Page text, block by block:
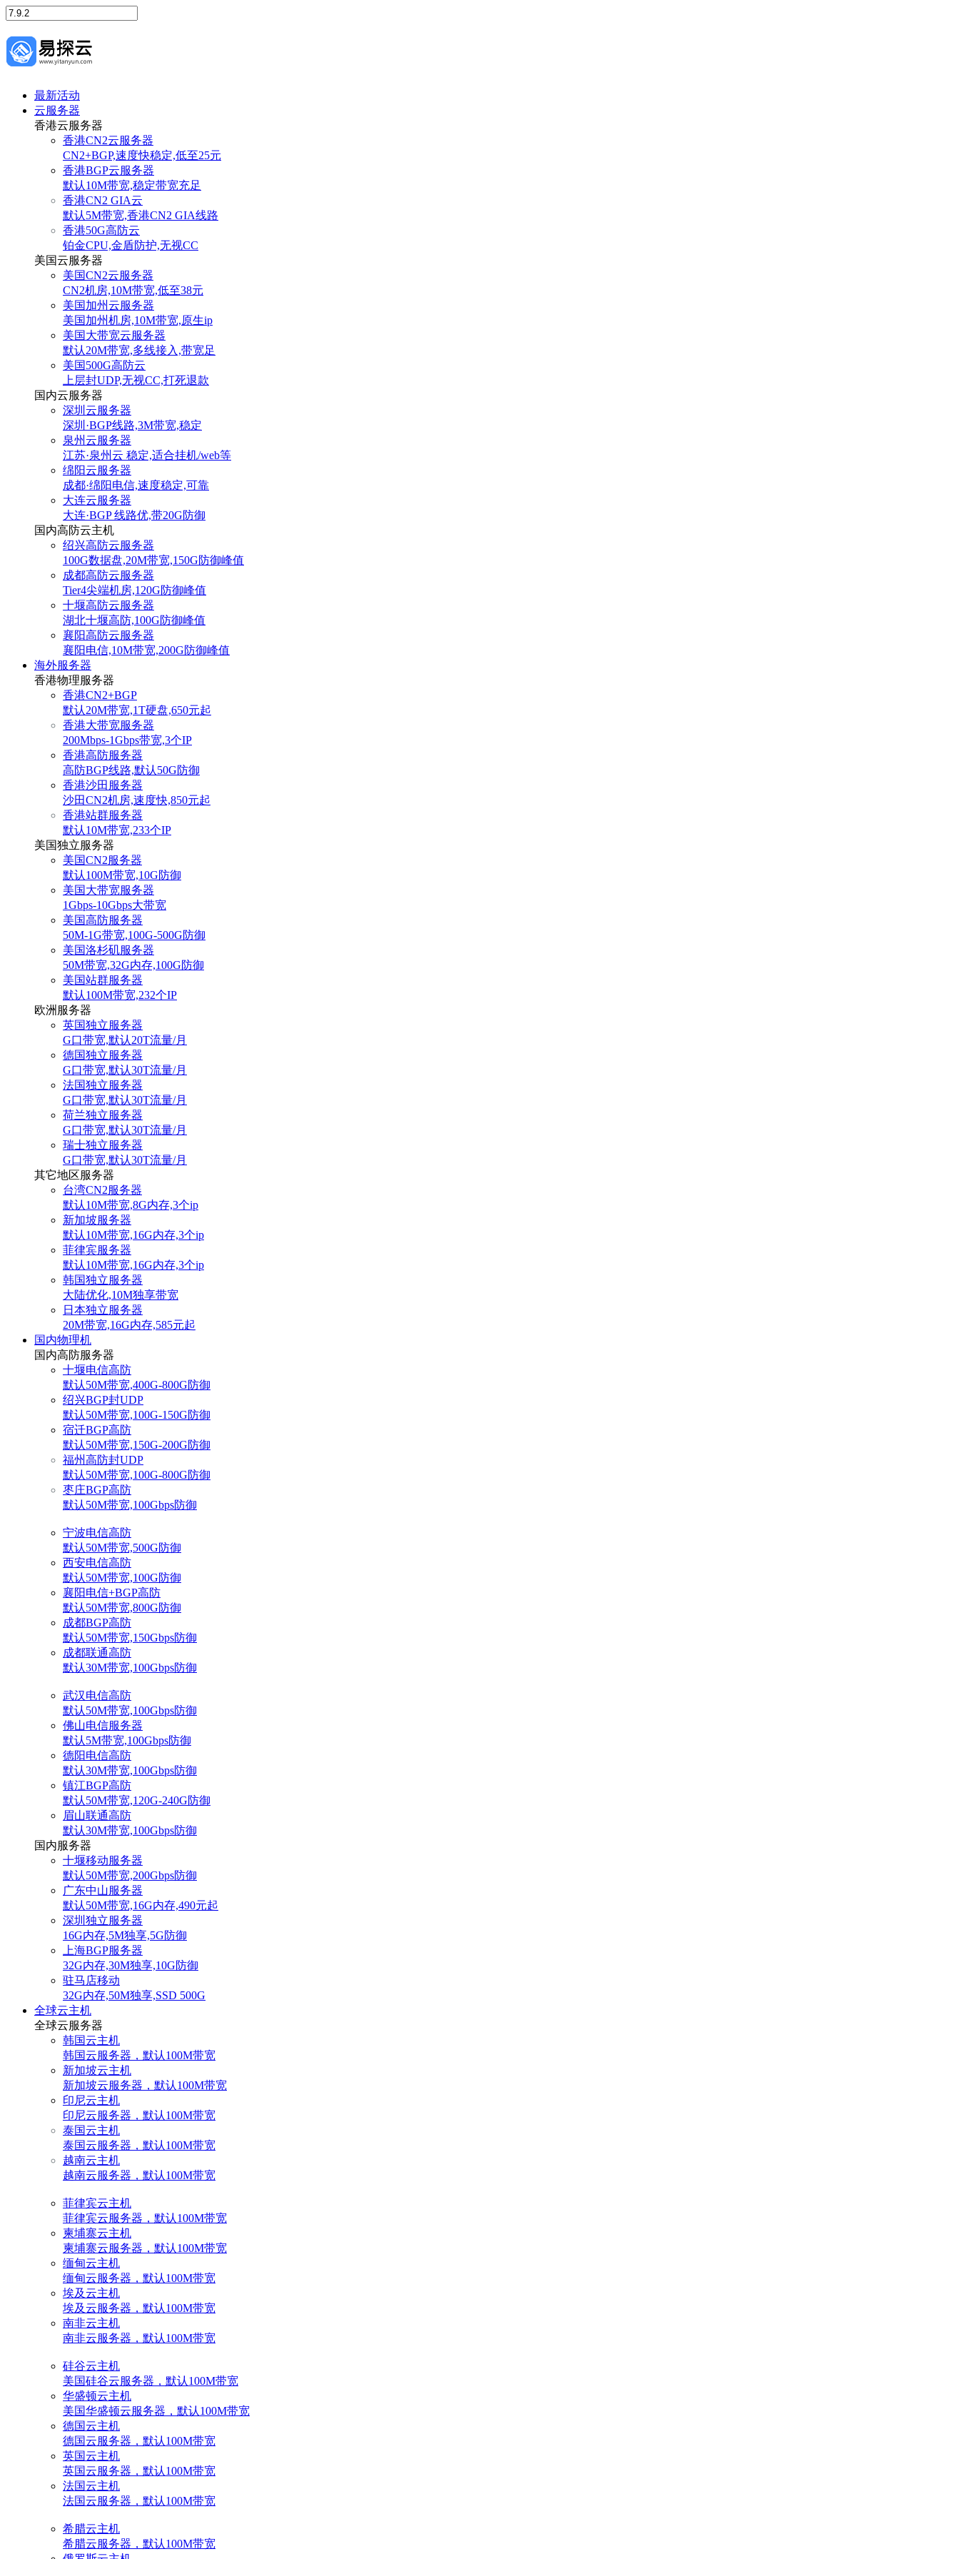
最新活动
云服务器
香港云服务器
香港CN2云服务器
CN2+BGP,速度快稳定,低至25元
香港BGP云服务器
默认10M带宽,稳定带宽充足
香港CN2 GIA云
默认5M带宽,香港CN2 GIA线路
香港50G高防云
铂金CPU,金盾防护,无视CC
美国云服务器
美国CN2云服务器
CN2机房,10M带宽,低至38元
美国加州云服务器
美国加州机房,10M带宽,原生ip
美国大带宽云服务器
默认20M带宽,多线接入,带宽足
美国500G高防云
上层封UDP,无视CC,打死退款
国内云服务器
深圳云服务器
深圳·BGP线路,3M带宽,稳定
泉州云服务器
江苏·泉州云 稳定,适合挂机/web等
绵阳云服务器
成都·绵阳电信,速度稳定,可靠
大连云服务器
大连·BGP 线路优,带20G防御
国内高防云主机
绍兴高防云服务器
100G数据盘,20M带宽,150G防御峰值
成都高防云服务器
Tier4尖端机房,120G防御峰值
十堰高防云服务器
湖北十堰高防,100G防御峰值
襄阳高防云服务器
襄阳电信,10M带宽,200G防御峰值
海外服务器
香港物理服务器
香港CN2+BGP
默认20M带宽,1T硬盘,650元起
香港大带宽服务器
200Mbps-1Gbps带宽,3个IP
香港高防服务器
高防BGP线路,默认50G防御
香港沙田服务器
沙田CN2机房,速度快,850元起
香港站群服务器
默认10M带宽,233个IP
美国独立服务器
美国CN2服务器
默认100M带宽,10G防御
美国大带宽服务器
1Gbps-10Gbps大带宽
美国高防服务器
50M-1G带宽,100G-500G防御
美国洛杉矶服务器
50M带宽,32G内存,100G防御
美国站群服务器
默认100M带宽,232个IP
欧洲服务器
英国独立服务器
G口带宽,默认20T流量/月
德国独立服务器
G口带宽,默认30T流量/月
法国独立服务器
G口带宽,默认30T流量/月
荷兰独立服务器
G口带宽,默认30T流量/月
瑞士独立服务器
G口带宽,默认30T流量/月
其它地区服务器
台湾CN2服务器
默认10M带宽,8G内存,3个ip
新加坡服务器
默认10M带宽,16G内存,3个ip
菲律宾服务器
默认10M带宽,16G内存,3个ip
韩国独立服务器
大陆优化,10M独享带宽
日本独立服务器
20M带宽,16G内存,585元起
国内物理机
国内高防服务器
十堰电信高防
默认50M带宽,400G-800G防御
绍兴BGP封UDP
默认50M带宽,100G-150G防御
宿迁BGP高防
默认50M带宽,150G-200G防御
福州高防封UDP
默认50M带宽,100G-800G防御
枣庄BGP高防
默认50M带宽,100Gbps防御
宁波电信高防
默认50M带宽,500G防御
西安电信高防
默认50M带宽,100G防御
襄阳电信+BGP高防
默认50M带宽,800G防御
成都BGP高防
默认50M带宽,150Gbps防御
成都联通高防
默认30M带宽,100Gbps防御
武汉电信高防
默认50M带宽,100Gbps防御
佛山电信服务器
默认5M带宽,100Gbps防御
德阳电信高防
默认30M带宽,100Gbps防御
镇江BGP高防
默认50M带宽,120G-240G防御
眉山联通高防
默认30M带宽,100Gbps防御
国内服务器
十堰移动服务器
默认50M带宽,200Gbps防御
广东中山服务器
默认50M带宽,16G内存,490元起
深圳独立服务器
16G内存,5M独享,5G防御
上海BGP服务器
32G内存,30M独享,10G防御
驻马店移动
32G内存,50M独享,SSD 500G
全球云主机
全球云服务器
韩国云主机
韩国云服务器，默认100M带宽
新加坡云主机
新加坡云服务器，默认100M带宽
印尼云主机
印尼云服务器，默认100M带宽
泰国云主机
泰国云服务器，默认100M带宽
越南云主机
越南云服务器，默认100M带宽
菲律宾云主机
菲律宾云服务器，默认100M带宽
柬埔寨云主机
柬埔寨云服务器，默认100M带宽
缅甸云主机
缅甸云服务器，默认100M带宽
埃及云主机
埃及云服务器，默认100M带宽
南非云主机
南非云服务器，默认100M带宽
硅谷云主机
美国硅谷云服务器，默认100M带宽
华盛顿云主机
美国华盛顿云服务器，默认100M带宽
德国云主机
德国云服务器，默认100M带宽
英国云主机
英国云服务器，默认100M带宽
法国云主机
法国云服务器，默认100M带宽
希腊云主机
希腊云服务器，默认100M带宽